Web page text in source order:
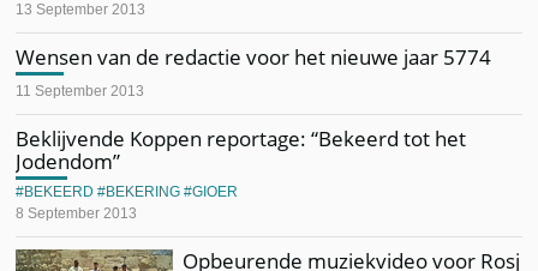
13 September 2013
Wensen van de redactie voor het nieuwe jaar 5774
11 September 2013
Beklijvende Koppen reportage: “Bekeerd tot het
Jodendom”
8 September 2013
BEKEERD BEKERING GIOER
Opbeurende muziekvideo voor Rosj